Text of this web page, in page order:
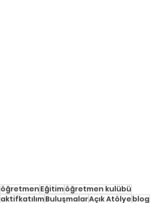
öğretmen Eğitim öğretmen kulübü
aktifkatılım BuluşmalarAçık Atölye blog